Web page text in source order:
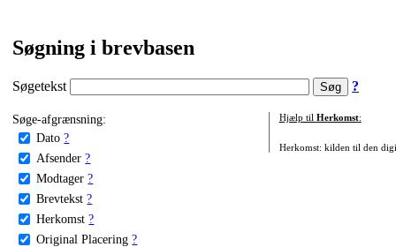
Søgning i brevbasen
Søgetekst ?
Søge-afgrænsning:
Dato ?
Afsender ?
Modtager ?
Brevtekst ?
Herkomst ?
Original Placering ?
Hjælp til Herkomst:
Herkomst: kilden til den